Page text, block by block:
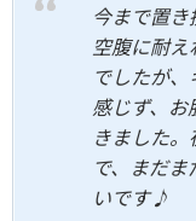
今まで置
空腹に耐
でしたが
感じず、
きました
で、まだ
いです♪